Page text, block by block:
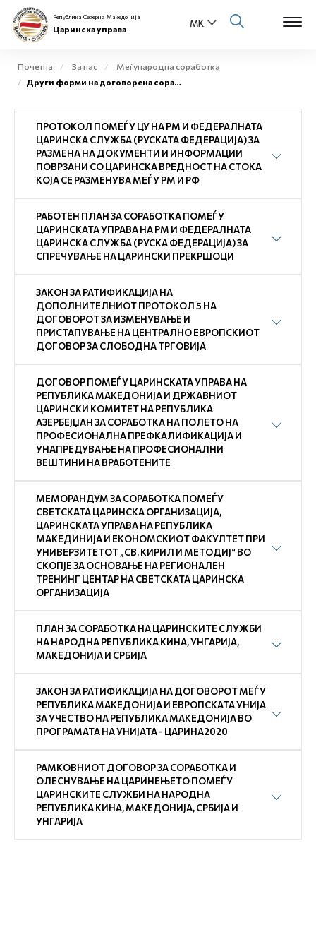
Физички лица
Бизнис заедница
Open
Open
Медиа центар
Контакт
Е-Весник
Република Северна Македонија
Царинска управа
Почетна За нас
Меѓународна соработка
Други форми на договорена соработка
ПРОТОКОЛ ПОМЕЃУ ЦУ НА РМ И ФЕДЕРАЛНАТА
ЦАРИНСКА СЛУЖБА (РУСКАТА ФЕДЕРАЦИЈА) ЗА
РАЗМЕНА НА ДОКУМЕНТИ И ИНФОРМАЦИИ
ПОВРЗАНИ СО ЦАРИНСКА ВРЕДНОСТ НА СТОКА
КОЈА СЕ РАЗМЕНУВА МЕЃУ РМ И РФ
РАБОТЕН ПЛАН ЗА СОРАБОТКА ПОМЕЃУ
ЦАРИНСКАТА УПРАВА НА РМ И ФЕДЕРАЛНАТА
ЦАРИНСКА СЛУЖБА (РУСКА ФЕДЕРАЦИЈА) ЗА
СПРЕЧУВАЊЕ НА ЦАРИНСКИ ПРЕКРШОЦИ
ЗАКОН ЗА РАТИФИКАЦИЈА НА
ДОПОЛНИТЕЛНИОТ ПРОТОКОЛ 5 НА
ДОГОВОРОТ ЗА ИЗМЕНУВАЊЕ И
ПРИСТАПУВАЊЕ НА ЦЕНТРАЛНО ЕВРОПСКИОТ
ДОГОВОР ЗА СЛОБОДНА ТРГОВИЈА
ДОГОВОР ПОМЕЃУ ЦАРИНСКАТА УПРАВА НА
РЕПУБЛИКА МАКЕДОНИЈА И ДРЖАВНИОТ
ЦАРИНСКИ КОМИТЕТ НА РЕПУБЛИКА
АЗЕРБЕЈЏАН ЗА СОРАБОТКА НА ПОЛЕТО НА
ПРОФЕСИОНАЛНА ПРЕФКАЛИФИКАЦИЈА И
УНАПРЕДУВАЊЕ НА ПРОФЕСИОНАЛНИ
ВЕШТИНИ НА ВРАБОТЕНИТЕ
МЕМОРАНДУМ ЗА СОРАБОТКА ПОМЕЃУ
СВЕТСКАТА ЦАРИНСКА ОРГАНИЗАЦИЈА,
ЦАРИНСКАТА УПРАВА НА РЕПУБЛИКА
МАКЕДИНИЈА И ЕКОНОМСКИОТ ФАКУЛТЕТ ПРИ
УНИВЕРЗИТЕТОТ „СВ. КИРИЛ И МЕТОДИЈ“ ВО
СКОПЈЕ ЗА ОСНОВАЊЕ НА РЕГИОНАЛЕН
ТРЕНИНГ ЦЕНТАР НА СВЕТСКАТА ЦАРИНСКА
ОРГАНИЗАЦИЈА
ПЛАН ЗА СОРАБОТКА НА ЦАРИНСКИТЕ СЛУЖБИ
НА НАРОДНА РЕПУБЛИКА КИНА, УНГАРИЈА,
МАКЕДОНИЈА И СРБИЈА
ЗАКОН ЗА РАТИФИКАЦИЈА НА ДОГОВОРОТ МЕЃУ
РЕПУБЛИКА МАКЕДОНИЈА И ЕВРОПСКАТА УНИЈА
ЗА УЧЕСТВО НА РЕПУБЛИКА МАКЕДОНИЈА ВО
ПРОГРАМАТА НА УНИЈАТА - ЦАРИНА2020
РАМКОВНИОТ ДОГОВОР ЗА СОРАБОТКА И
ОЛЕСНУВАЊЕ НА ЦАРИНЕЊЕТО ПОМЕЃУ
ЦАРИНСКИТЕ СЛУЖБИ НА НАРОДНА
РЕПУБЛИКА КИНА, МАКЕДОНИЈА, СРБИЈА И
УНГАРИЈА